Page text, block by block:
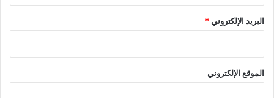
البريد الإلكتروني*
الموقع الإلكتروني